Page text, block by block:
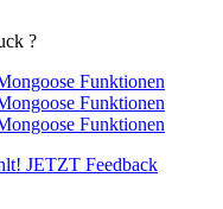
?
JETZT Feedback